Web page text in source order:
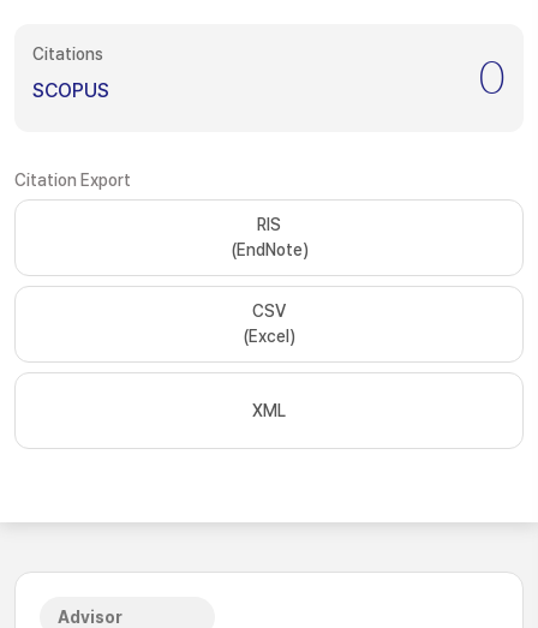
Citations
SCOPUS 0
Citation Export
RIS
(EndNote)
CSV
(Excel)
XML
Advisor